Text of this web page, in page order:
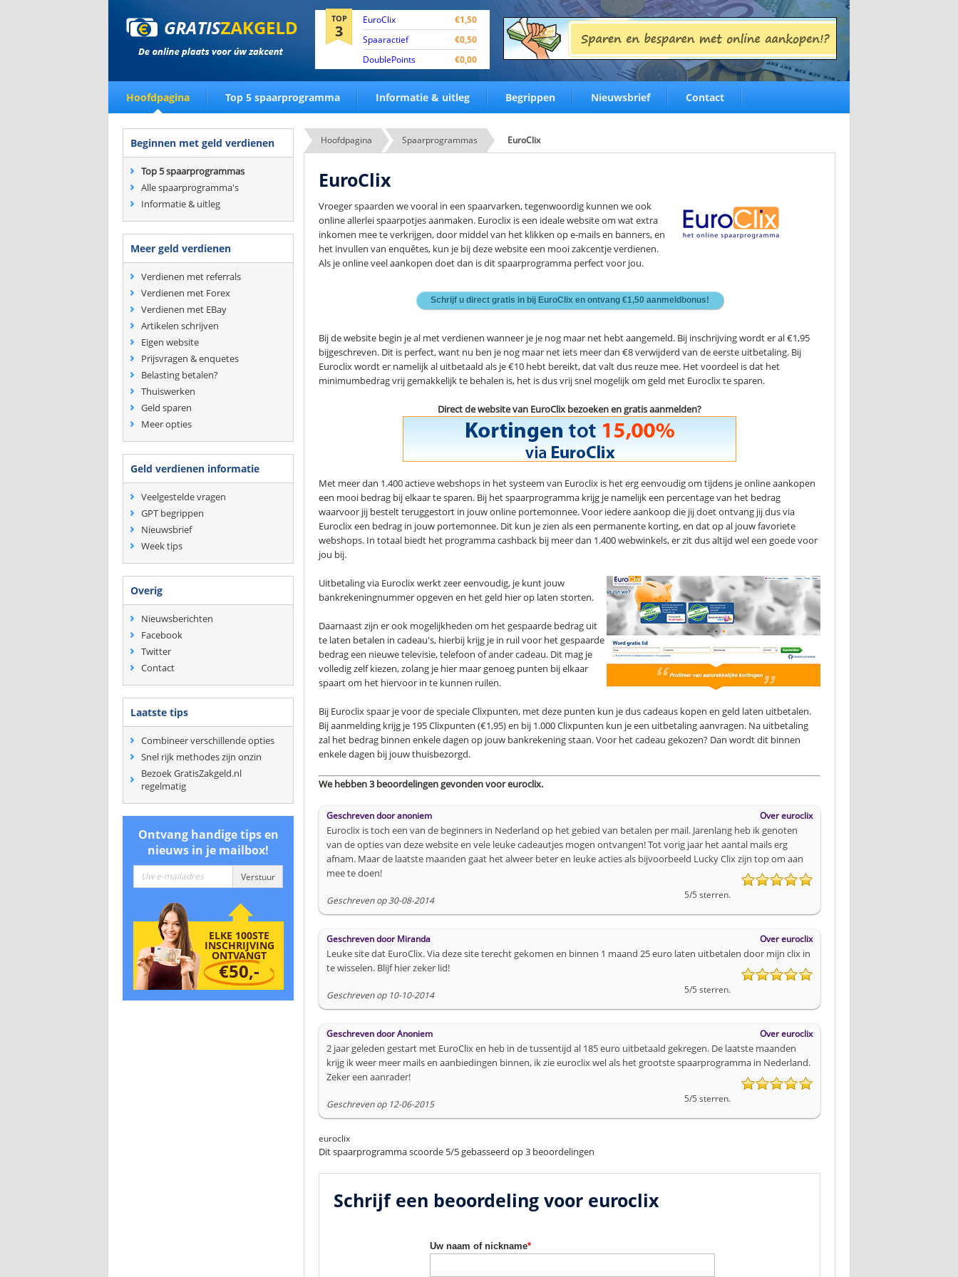
TOP
3
EuroClix
€1,50
Spaaractief
€0,50
DoublePoints
€0,00
Hoofdpagina Top 5 spaarprogramma Informatie & uitleg Begrippen Nieuwsbrief Contact
Beginnen met geld verdienen
Top 5 spaarprogrammas
Alle spaarprogramma's
Informatie & uitleg
Meer geld verdienen
Verdienen met referrals
Verdienen met Forex
Verdienen met EBay
Artikelen schrijven
Eigen website
Prijsvragen & enquetes
Belasting betalen?
Thuiswerken
Geld sparen
Meer opties
Geld verdienen informatie
Veelgestelde vragen
GPT begrippen
Nieuwsbrief
Week tips
Overig
Nieuwsberichten
Facebook
Twitter
Contact
Laatste tips
Combineer verschillende opties
Snel rijk methodes zijn onzin
Bezoek GratisZakgeld.nl
regelmatig
Ontvang handige tips en
nieuws in je mailbox!
ELKE 100STE
INSCHRIJVING
ONTVANGT
€50,-
Hoofdpagina Spaarprogrammas EuroClix
EuroClix
Vroeger spaarden we vooral in een spaarvarken, tegenwoordig kunnen we ook
online allerlei spaarpotjes aanmaken. Euroclix is een ideale website om wat extra
inkomen mee te verkrijgen, door middel van het klikken op e-mails en banners, en
het invullen van enquêtes, kun je bij deze website een mooi zakcentje verdienen.
Als je online veel aankopen doet dan is dit spaarprogramma perfect voor jou.
Schrijf u direct gratis in bij EuroClix en ontvang €1,50 aanmeldbonus!
Bij de website begin je al met verdienen wanneer je je nog maar net hebt aangemeld. Bij inschrijving wordt er al €1,95
bijgeschreven. Dit is perfect, want nu ben je nog maar net iets meer dan €8 verwijderd van de eerste uitbetaling. Bij
Euroclix wordt er namelijk al uitbetaald als je €10 hebt bereikt, dat valt dus reuze mee. Het voordeel is dat het
minimumbedrag vrij gemakkelijk te behalen is, het is dus vrij snel mogelijk om geld met Euroclix te sparen.
Direct de website van EuroClix bezoeken en gratis aanmelden?
Met meer dan 1.400 actieve webshops in het systeem van Euroclix is het erg eenvoudig om tijdens je online aankopen
een mooi bedrag bij elkaar te sparen. Bij het spaarprogramma krijg je namelijk een percentage van het bedrag
waarvoor jij bestelt teruggestort in jouw online portemonnee. Voor iedere aankoop die jij doet ontvang jij dus via
Euroclix een bedrag in jouw portemonnee. Dit kun je zien als een permanente korting, en dat op al jouw favoriete
webshops. In totaal biedt het programma cashback bij meer dan 1.400 webwinkels, er zit dus altijd wel een goede voor
jou bij.
Uitbetaling via Euroclix werkt zeer eenvoudig, je kunt jouw
bankrekeningnummer opgeven en het geld hier op laten storten.
Daarnaast zijn er ook mogelijkheden om het gespaarde bedrag uit
te laten betalen in cadeau's, hierbij krijg je in ruil voor het gespaarde
bedrag een nieuwe televisie, telefoon of ander cadeau. Dit mag je
volledig zelf kiezen, zolang je hier maar genoeg punten bij elkaar
spaart om het hiervoor in te kunnen ruilen.
Bij Euroclix spaar je voor de speciale Clixpunten, met deze punten kun je dus cadeaus kopen en geld laten uitbetalen.
Bij aanmelding krijg je 195 Clixpunten (€1,95) en bij 1.000 Clixpunten kun je een uitbetaling aanvragen. Na uitbetaling
zal het bedrag binnen enkele dagen op jouw bankrekening staan. Voor het cadeau gekozen? Dan wordt dit binnen
enkele dagen bij jouw thuisbezorgd.
We hebben 3 beoordelingen gevonden voor euroclix.
Geschreven dooranoniem Overeuroclix
Euroclix is toch een van de beginners in Nederland op het gebied van betalen per mail. Jarenlang heb ik genoten
van de opties van deze website en vele leuke cadeautjes mogen ontvangen! Tot vorig jaar het aantal mails erg
afnam. Maar de laatste maanden gaat het alweer beter en leuke acties als bijvoorbeeld Lucky Clix zijn top om aan
mee te doen!
Geschreven op 30-08-2014 5/5 sterren.
Geschreven doorMiranda Overeuroclix
Leuke site dat EuroClix. Via deze site terecht gekomen en binnen 1 maand 25 euro laten uitbetalen door mijn clix in
te wisselen. Blijf hier zeker lid!
Geschreven op 10-10-2014 5/5 sterren.
Geschreven doorAnoniem Overeuroclix
2 jaar geleden gestart met EuroClix en heb in de tussentijd al 185 euro uitbetaald gekregen. De laatste maanden
krijg ik weer meer mails en aanbiedingen binnen, ik zie euroclix wel als het grootste spaarprogramma in Nederland.
Zeker een aanrader!
Geschreven op 12-06-2015 5/5 sterren.
euroclix
Dit spaarprogramma scoorde 5/5gebasseerd op3 beoordelingen
Schrijf een beoordeling voor euroclix
Uw naam of nickname*